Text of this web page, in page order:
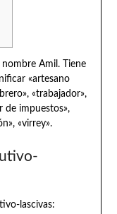
Amil. Tiene
«artesano
«trabajador»,
de impuestos»,
«virrey».
lascivas: